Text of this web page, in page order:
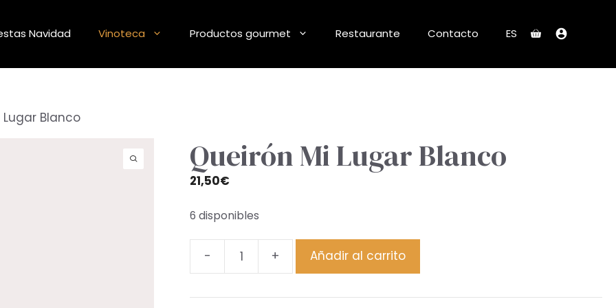
Navidad Vinoteca Productos gourmet Restaurante Contacto ES
Blanco
Queirón Mi Lugar Blanco
21,50€
6 disponibles
-
Lugar
+ Añadir al carrito